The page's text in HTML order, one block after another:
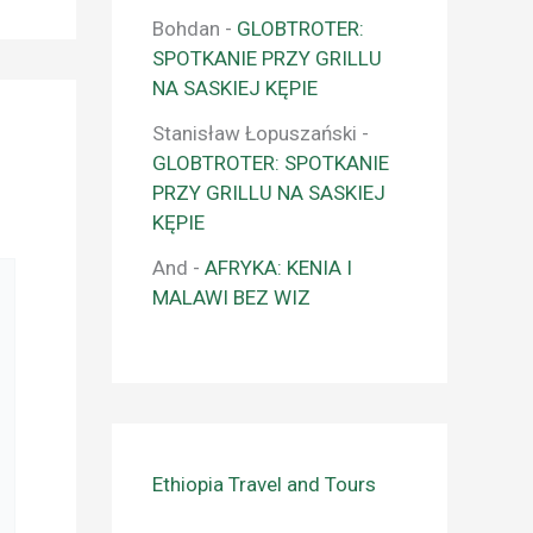
Bohdan - GLOBTROTER:
SPOTKANIE PRZY GRILLU
NA SASKIEJ KĘPIE
Stanisław Łopuszański -
GLOBTROTER: SPOTKANIE
PRZY GRILLU NA SASKIEJ
KĘPIE
And - AFRYKA: KENIA I
MALAWI BEZ WIZ
Ethiopia Travel and Tours